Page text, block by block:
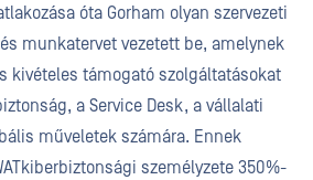
óta Gorham olyan szervezeti
munkatervet vezetett be, amelynek
kivételes támogató szolgáltatásokat
a Service Desk, a vállalati
műveletek számára. Ennek
személyzete 350%-